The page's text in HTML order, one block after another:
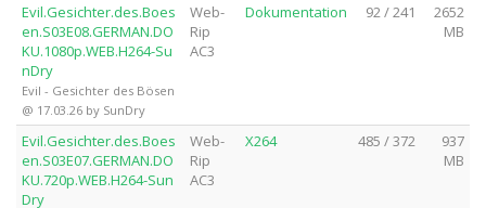
Evil.Gesichter.des.Boes
en.S03E08.GERMAN.DO
KU.1080p.WEB.H264-Su
nDry
Evil - Gesichter des Bösen
@ 17.03.26 by SunDry
Web-
Rip
AC3
Dokumentation 92 / 241
2652
MB
Evil.Gesichter.des.Boes
en.S03E07.GERMAN.DO
KU.720p.WEB.H264-Sun
Dry
Web-
Rip
AC3
X264 485 / 372
937
MB